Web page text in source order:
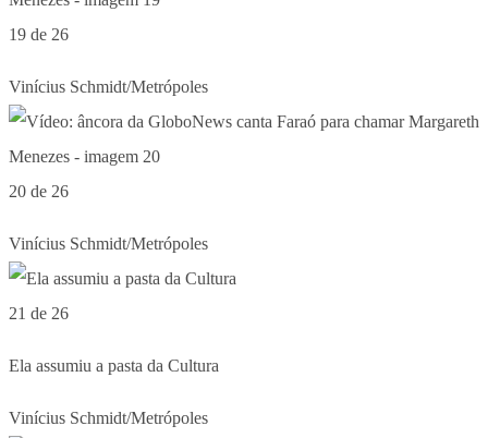
19 de 26
Vinícius Schmidt/Metrópoles
20 de 26
Vinícius Schmidt/Metrópoles
21 de 26
Ela assumiu a pasta da Cultura
Vinícius Schmidt/Metrópoles